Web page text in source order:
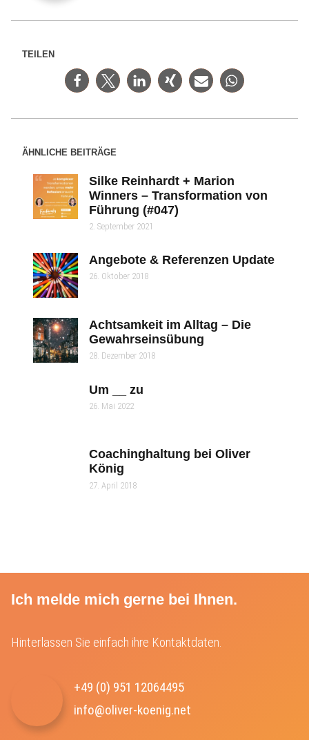
TEILEN
ÄHNLICHE BEITRÄGE
Silke Reinhardt + Marion
Winners – Transformation von
Führung (#047)
2. September 2021
Angebote & Referenzen Update
26. Oktober 2018
Achtsamkeit im Alltag – Die
Gewahrseinsübung
28. Dezember 2018
Um __ zu
26. Mai 2022
Coachinghaltung bei Oliver
König
27. April 2018
Ich melde mich gerne bei Ihnen.
Hinterlassen Sie einfach ihre Kontaktdaten.
+49 (0) 951 12064495‬
info@oliver-koenig.net